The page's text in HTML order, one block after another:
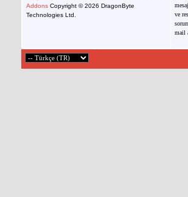
Addons Copyright © 2026 DragonByte
Technologies Ltd.
ve
mail